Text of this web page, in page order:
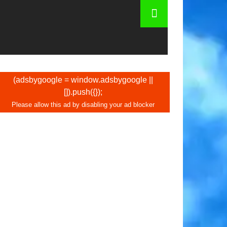
(adsbygoogle = window.adsbygoogle ||
[]).push({});